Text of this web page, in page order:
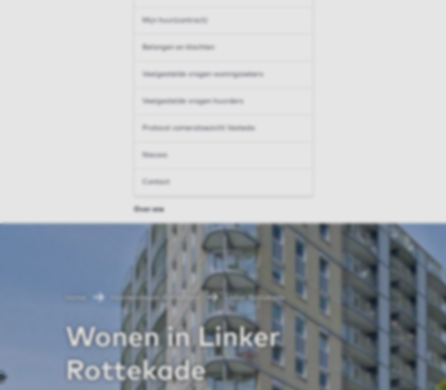
Mijn huur(contract)
Belangen en klachten
Veelgestelde vragen woningzoekers
Veelgestelde vragen huurders
Protocol cameratoezicht Vesteda
Nieuws
Contact
Over ons
Huurwoningen Rotterdam Linker Rottekade
Wonen in Linker
Rottekade